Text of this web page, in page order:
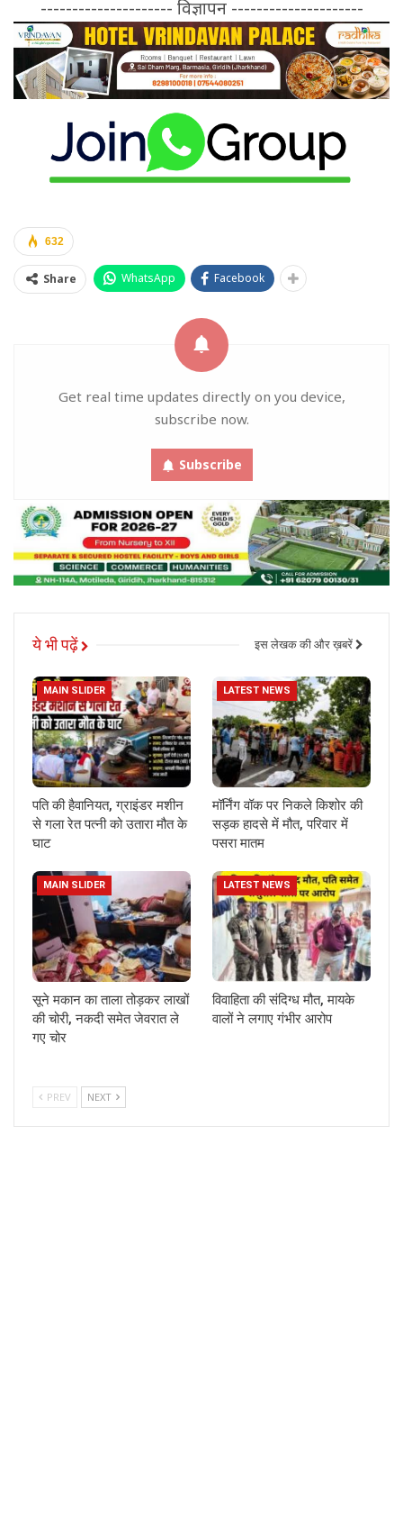
--------------------- विज्ञापन ---------------------
632
Share WhatsApp Facebook
Get real time updates directly on you device,
subscribe now.
Subscribe
ये भी पढ़ें इस लेखक की और ख़बरें
MAIN SLIDER
पति की हैवानियत, ग्राइंडर मशीन
से गला रेत पत्नी को उतारा मौत के
घाट
LATEST NEWS
मॉर्निंग वॉक पर निकले किशोर की
सड़क हादसे में मौत, परिवार में
पसरा मातम
MAIN SLIDER
सूने मकान का ताला तोड़कर लाखों
की चोरी, नकदी समेत जेवरात ले
गए चोर
LATEST NEWS
विवाहिता की संदिग्ध मौत, मायके
वालों ने लगाए गंभीर आरोप
PREV NEXT